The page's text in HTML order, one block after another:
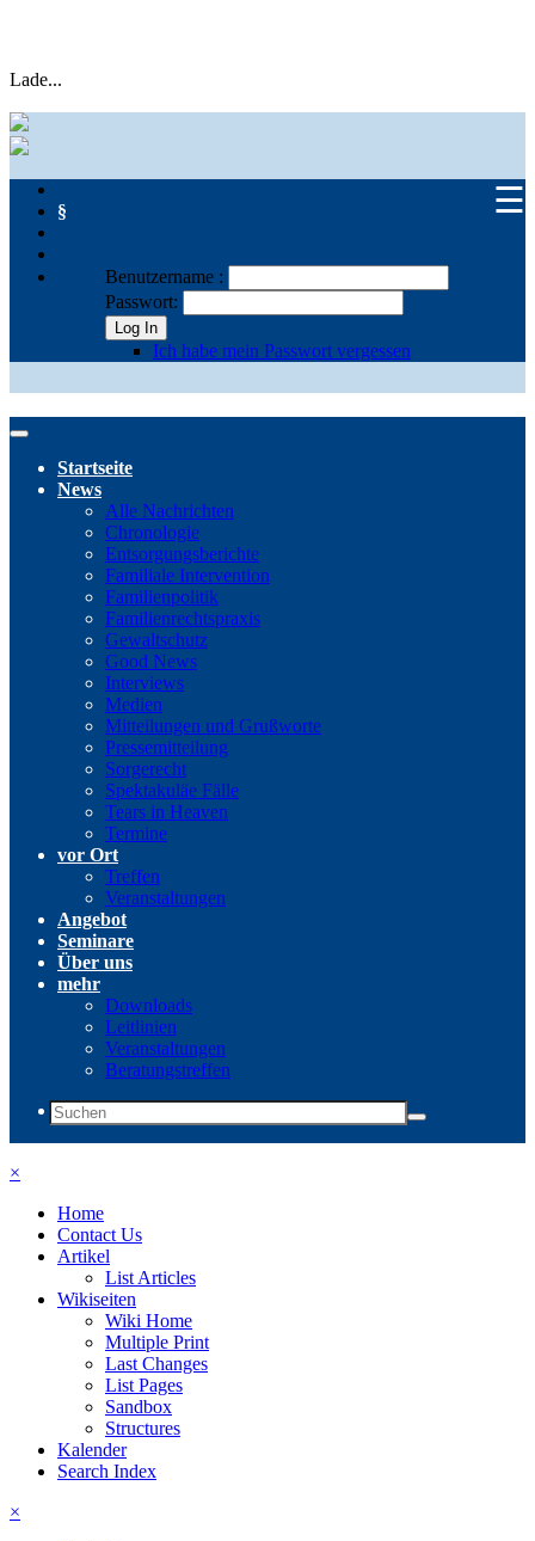
Lade...
☰
§
Benutzername :
Passwort:
Log In
Ich habe mein Passwort vergessen
Startseite
News
Alle Nachrichten
Chronologie
Entsorgungsberichte
Familiale Intervention
Familienpolitik
Familienrechtspraxis
Gewaltschutz
Good News
Interviews
Medien
Mitteilungen und Grußworte
Pressemitteilung
Sorgerecht
Spektakuläe Fälle
Tears in Heaven
Termine
vor Ort
Treffen
Veranstaltungen
Angebot
Seminare
Über uns
mehr
Downloads
Leitlinien
Veranstaltungen
Beratungstreffen
×
Home
Contact Us
Artikel
List Articles
Wikiseiten
Wiki Home
Multiple Print
Last Changes
List Pages
Sandbox
Structures
Kalender
Search Index
×